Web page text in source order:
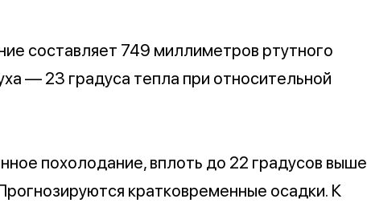
составляет 749 миллиметров ртутного
— 23 градуса тепла при относительной
похолодание, вплоть до 22 градусов выше
кратковременные осадки. К